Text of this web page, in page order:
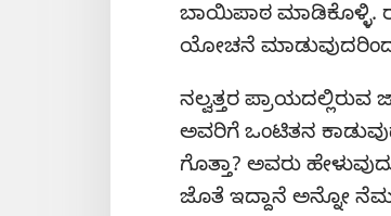
ಬಾಯಿಪಾಠಮಾಡಿಕೊಳ್ಳಿ.
ಯೋಚನೆ
ನಲ್ವತ್ತರ ಪ್ರಾಯದಲ್ಲಿರುವ
ಅವರಿಗೆ ಒಂಟಿತನ
ಗೊತ್ತಾ? ಅವರು
ಜೊತೆ ಇದ್ದಾನೆ ಅನ್ನೋ